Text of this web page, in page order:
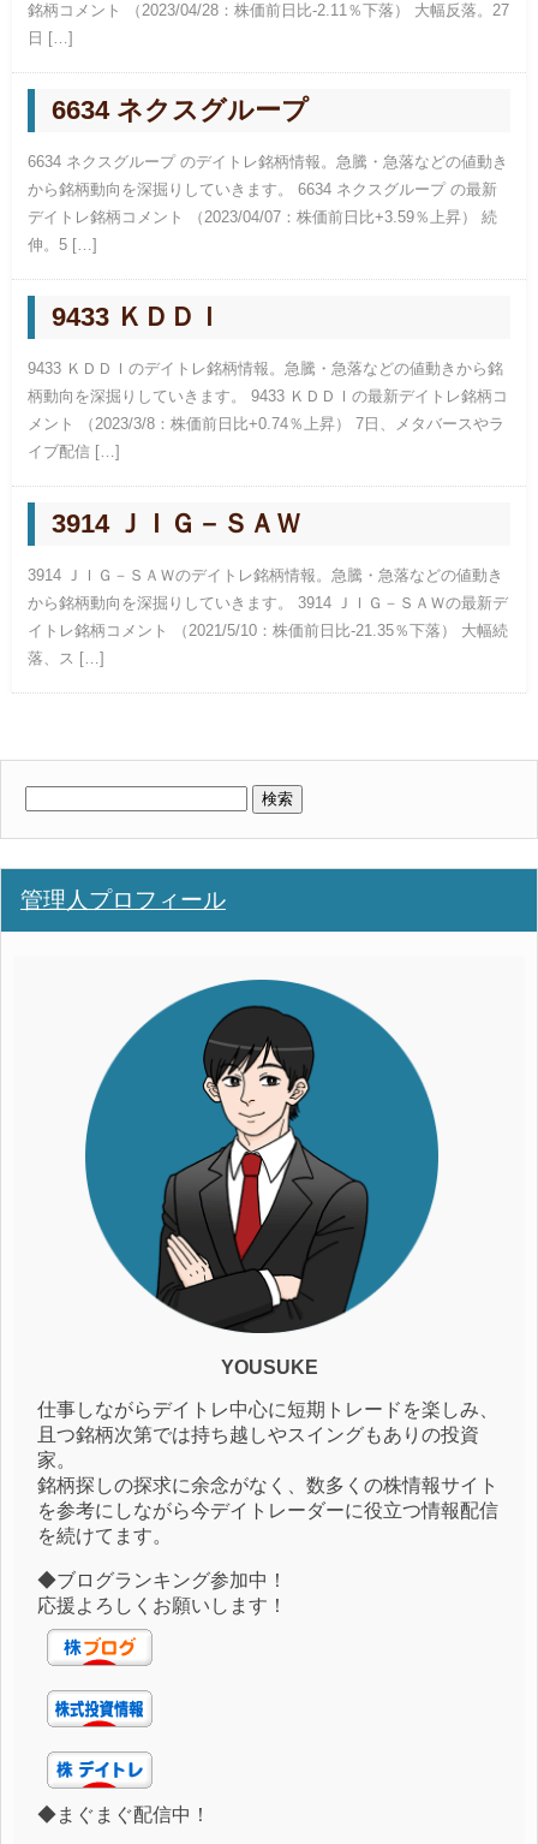
銘柄コメント （2023/04/28：株価前日比-2.11％下落） 大幅反落。27
日 […]
6634 ネクスグループ
6634 ネクスグループ のデイトレ銘柄情報。急騰・急落などの値動き
から銘柄動向を深掘りしていきます。 6634 ネクスグループ の最新
デイトレ銘柄コメント （2023/04/07：株価前日比+3.59％上昇） 続
伸。5 […]
9433 ＫＤＤＩ
9433 ＫＤＤＩのデイトレ銘柄情報。急騰・急落などの値動きから銘
柄動向を深掘りしていきます。 9433 ＫＤＤＩの最新デイトレ銘柄コ
メント （2023/3/8：株価前日比+0.74％上昇） 7日、メタバースやラ
イブ配信 […]
3914 ＪＩＧ－ＳＡＷ
3914 ＪＩＧ－ＳＡＷのデイトレ銘柄情報。急騰・急落などの値動き
から銘柄動向を深掘りしていきます。 3914 ＪＩＧ－ＳＡＷの最新デ
イトレ銘柄コメント （2021/5/10：株価前日比-21.35％下落） 大幅続
落、ス […]
管理人プロフィール
YOUSUKE
仕事しながらデイトレ中心に短期トレードを楽しみ、
且つ銘柄次第では持ち越しやスイングもありの投資
家。
銘柄探しの探求に余念がなく、数多くの株情報サイト
を参考にしながら今デイトレーダーに役立つ情報配信
を続けてます。
◆ブログランキング参加中！
応援よろしくお願いします！
◆まぐまぐ配信中！